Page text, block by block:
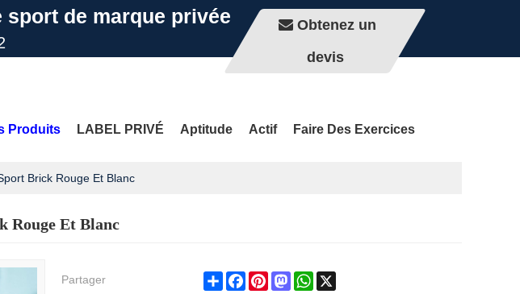
sport de marque privée
Obtenez un
devis
Produits LABEL PRIVÉ Aptitude Actif Faire Des Exercices
DE SITES
Brick Rouge Et Blanc
Rouge Et Blanc
Partager ShareFacebookPinterestMastodonWhatsApp